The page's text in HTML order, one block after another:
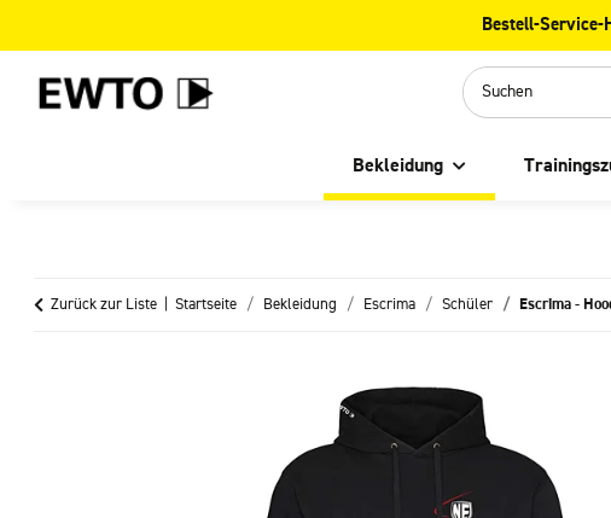
Bestell-
Bekleidung
Zurück zur Liste Startseite Bekleidung Escrima Schüler Escrima -